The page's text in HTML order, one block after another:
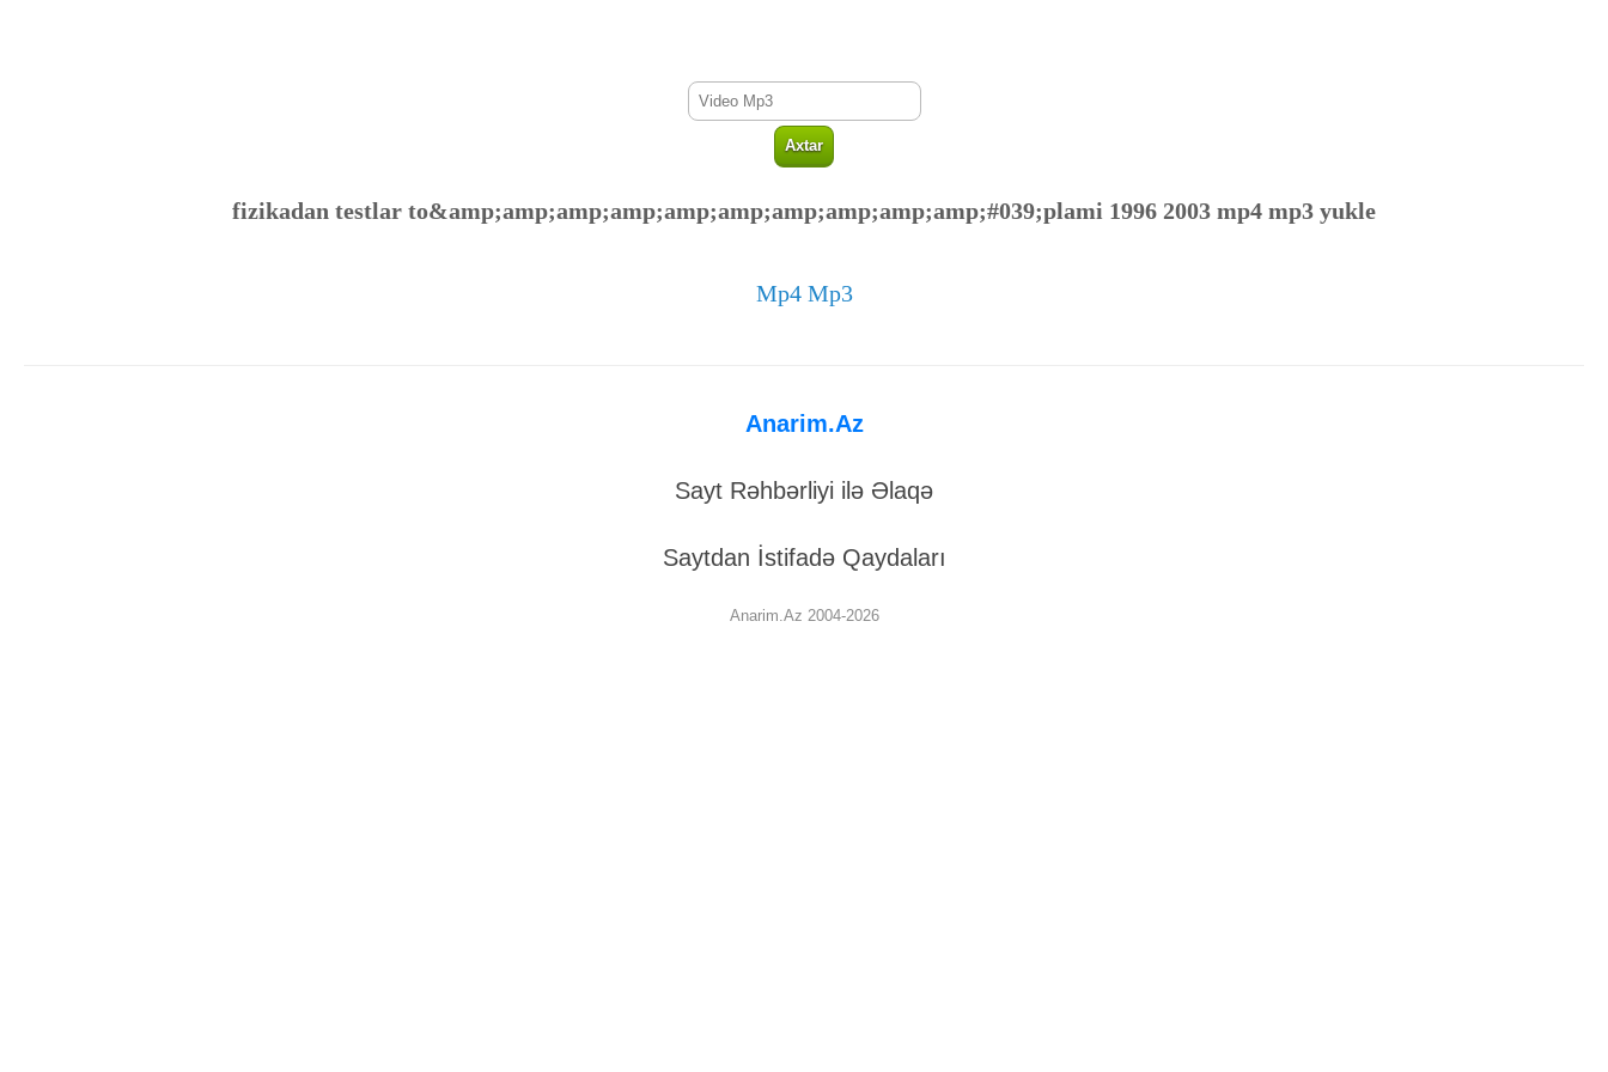
fizikadan testlar to&amp;amp;amp;amp;amp;amp;amp;amp;amp;amp;#039;plami 1996 2003 mp4 mp3 yukle
Mp4 Mp3
Anarim.Az
Sayt Rəhbərliyi ilə Əlaqə
Saytdan İstifadə Qaydaları
Anarim.Az 2004-2026